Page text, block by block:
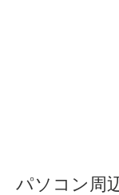
パソコン周